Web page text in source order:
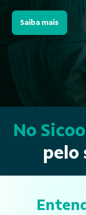
Saiba mais
No
pelo